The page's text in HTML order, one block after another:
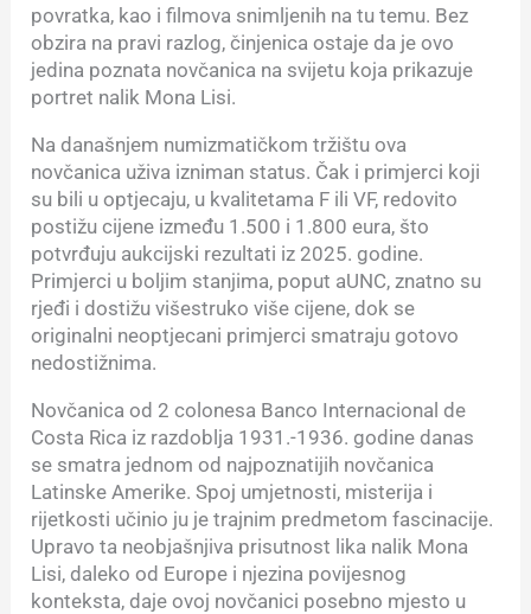
povratka, kao i filmova snimljenih na tu temu. Bez
obzira na pravi razlog, činjenica ostaje da je ovo
jedina poznata novčanica na svijetu koja prikazuje
portret nalik Mona Lisi.
Na današnjem numizmatičkom tržištu ova
novčanica uživa izniman status. Čak i primjerci koji
su bili u optjecaju, u kvalitetama F ili VF, redovito
postižu cijene između 1.500 i 1.800 eura, što
potvrđuju aukcijski rezultati iz 2025. godine.
Primjerci u boljim stanjima, poput aUNC, znatno su
rjeđi i dostižu višestruko više cijene, dok se
originalni neoptjecani primjerci smatraju gotovo
nedostižnima.
Novčanica od 2 colonesa Banco Internacional de
Costa Rica iz razdoblja 1931.-1936. godine danas
se smatra jednom od najpoznatijih novčanica
Latinske Amerike. Spoj umjetnosti, misterija i
rijetkosti učinio ju je trajnim predmetom fascinacije.
Upravo ta neobjašnjiva prisutnost lika nalik Mona
Lisi, daleko od Europe i njezina povijesnog
konteksta, daje ovoj novčanici posebno mjesto u